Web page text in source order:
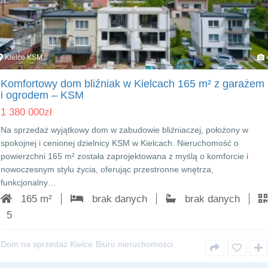
Kielce KSM
Komfortowy dom bliźniak w Kielcach 165 m² z garażem
i ogrodem – KSM
1 380 000zł
Na sprzedaż wyjątkowy dom w zabudowie bliźniaczej, położony w
spokojnej i cenionej dzielnicy KSM w Kielcach. Nieruchomość o
powierzchni 165 m² została zaprojektowana z myślą o komforcie i
nowoczesnym stylu życia, oferując przestronne wnętrza,
funkcjonalny…
165 m² brak danych
brak danych
5
Dom na sprzedaż Kielce Biuro nieruchomości